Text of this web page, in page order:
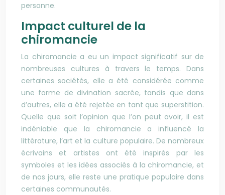
personne.
Impact culturel de la
chiromancie
La chiromancie a eu un impact significatif sur de
nombreuses cultures à travers le temps. Dans
certaines sociétés, elle a été considérée comme
une forme de divination sacrée, tandis que dans
d’autres, elle a été rejetée en tant que superstition.
Quelle que soit l’opinion que l’on peut avoir, il est
indéniable que la chiromancie a influencé la
littérature, l’art et la culture populaire. De nombreux
écrivains et artistes ont été inspirés par les
symboles et les idées associés à la chiromancie, et
de nos jours, elle reste une pratique populaire dans
certaines communautés.